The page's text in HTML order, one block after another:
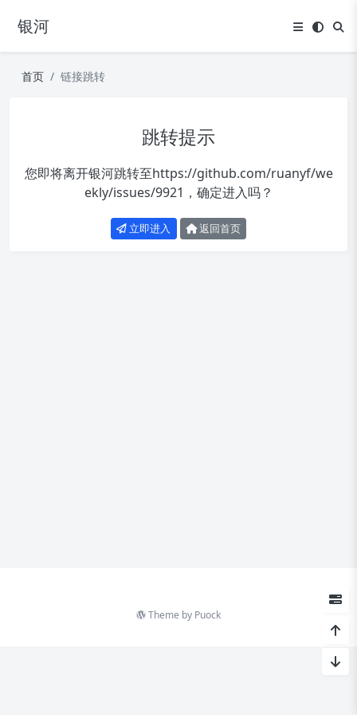
银河
首页 链接跳转
跳转提示
您即将离开银河跳转至https://github.com/ruanyf/we
ekly/issues/9921 ，确定进入吗？
立即进入 返回首页
Theme by Puock